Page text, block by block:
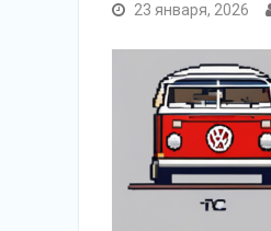
23 января, 2026